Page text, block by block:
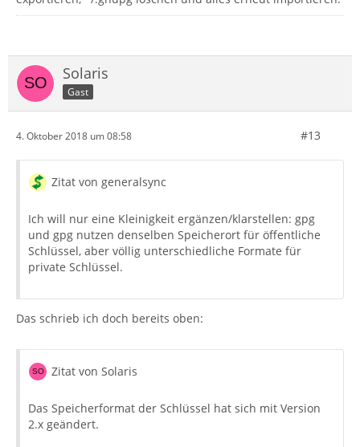
Solaris
Gast
4. Oktober 2018 um 08:58 #13
Zitat von generalsync
Ich will nur eine Kleinigkeit ergänzen/klarstellen: gpg
und gpg nutzen denselben Speicherort für öffentliche
Schlüssel, aber völlig unterschiedliche Formate für
private Schlüssel.
Das schrieb ich doch bereits oben:
Zitat von Solaris
Das Speicherformat der Schlüssel hat sich mit Version
2.x geändert.